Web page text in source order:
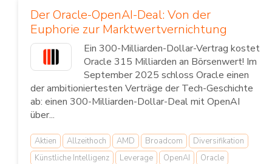
Der Oracle-OpenAI-Deal: Von der
Euphorie zur Marktwertvernichtung
Ein 300-Milliarden-Dollar-Vertrag kostet
Oracle 315 Milliarden an Börsenwert! Im
September 2025 schloss Oracle einen
der ambitioniertesten Verträge der Tech-Geschichte
ab: einen 300-Milliarden-Dollar-Deal mit OpenAI
über...
Aktien Allzeithoch AMD Broadcom
Diversifikation
Künstliche Intelligenz
Leverage OpenAI
Oracle